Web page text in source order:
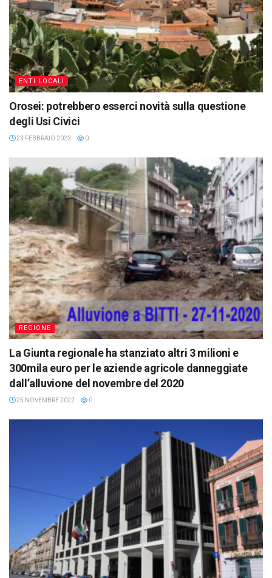
ENTI LOCALI
Orosei: potrebbero esserci novità sulla questione
degli Usi Civici
23 FEBBRAIO 2023 0
REGIONE
La Giunta regionale ha stanziato altri 3 milioni e
300mila euro per le aziende agricole danneggiate
dall’alluvione del novembre del 2020
25 NOVEMBRE 2022 0